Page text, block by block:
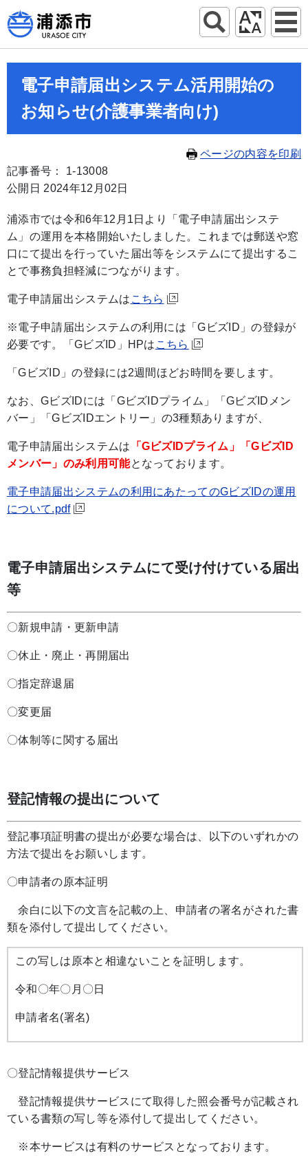
電子申請届出システム活用開始の
お知らせ(介護事業者向け)
ページの内容を印刷
記事番号： 1-13008
公開日 2024年12月02日
浦添市では令和6年12月1日より「電子申請届出システ
ム」の運用を本格開始いたしました。これまでは郵送や窓
口にて提出を行っていた届出等をシステムにて提出するこ
とで事務負担軽減につながります。
電子申請届出システムは こちら
※電子申請届出システムの利用には「GビズID」の登録が
必要です。「GビズID」HPは こちら
「GビズID」の登録には2週間ほどお時間を要します。
なお、GビズIDには「GビズIDプライム」「GビズIDメン
バー」「GビズIDエントリー」の3種類ありますが、
電子申請届出システムは 「GビズIDプライム」「GビズID
メンバー」のみ利用可能となっております。
電子申請届出システムの利用にあたってのGビズIDの運用
について.pdf
電子申請届出システムにて受け付けている届出
等
〇新規申請・更新申請
〇休止・廃止・再開届出
〇指定辞退届
〇変更届
〇体制等に関する届出
登記情報の提出について
登記事項証明書の提出が必要な場合は、以下のいずれかの
方法で提出をお願いします。
〇申請者の原本証明
余白に以下の文言を記載の上、申請者の署名がされた書
類を添付して提出してください。
この写しは原本と相違ないことを証明します。
令和〇年〇月〇日
申請者名(署名)
〇登記情報提供サービス
登記情報提供サービスにて取得した照会番号が記載され
ている書類の写し等を添付して提出してください。
※本サービスは有料のサービスとなっております。